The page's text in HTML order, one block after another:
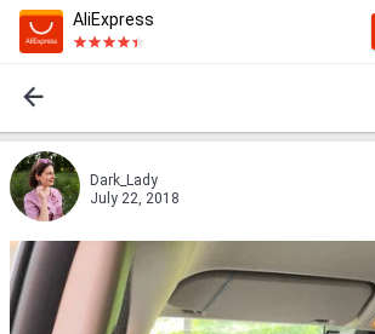
AliExpress
Dark_Lady
July 22, 2018